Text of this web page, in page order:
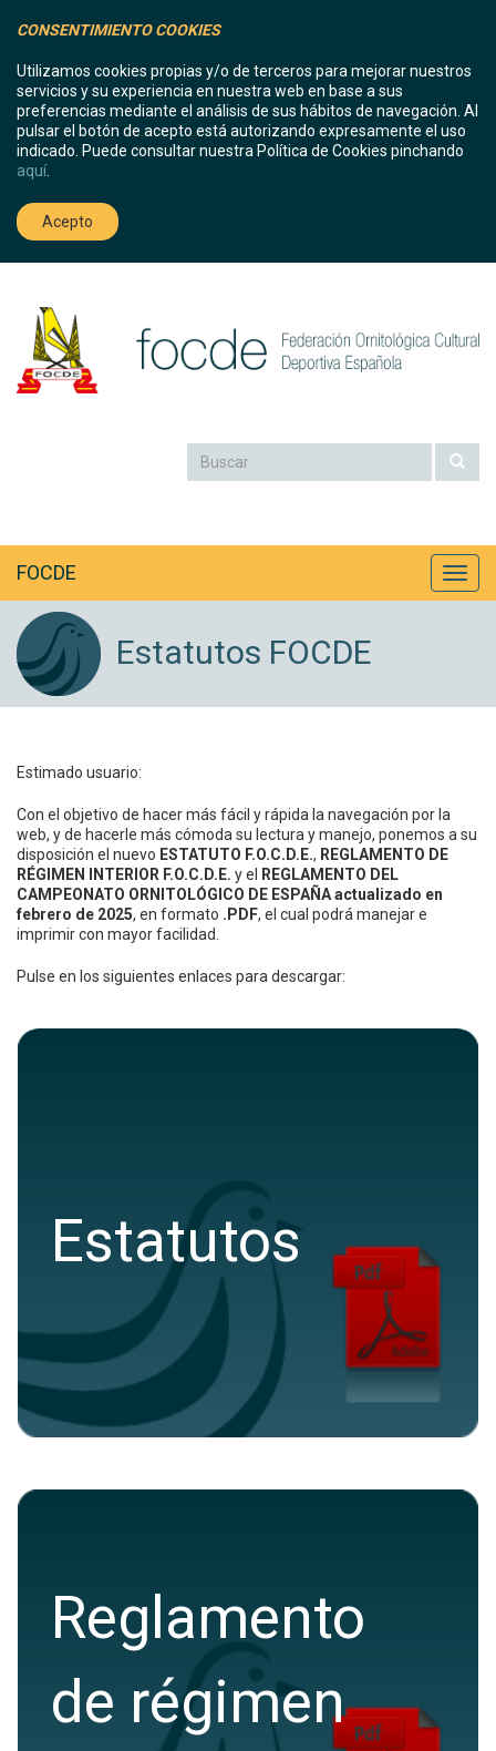
FOCDE
Estatutos FOCDE
Estimado usuario:
Con el objetivo de hacer más fácil y rápida la navegación por la
web, y de hacerle más cómoda su lectura y manejo, ponemos a su
disposición el nuevo ESTATUTO F.O.C.D.E., REGLAMENTO DE
RÉGIMEN INTERIOR F.O.C.D.E. y el REGLAMENTO DEL
CAMPEONATO ORNITOLÓGICO DE ESPAÑA actualizado en
febrero de 2025, en formato .PDF, el cual podrá manejar e
imprimir con mayor facilidad.
Pulse en los siguientes enlaces para descargar:
Estatutos
Reglamento
de régimen
CONSENTIMIENTO COOKIES
Utilizamos cookies propias y/o de terceros para mejorar nuestros
servicios y su experiencia en nuestra web en base a sus
preferencias mediante el análisis de sus hábitos de navegación. Al
pulsar el botón de acepto está autorizando expresamente el uso
indicado. Puede consultar nuestra Política de Cookies pinchando
aquí
Acepto